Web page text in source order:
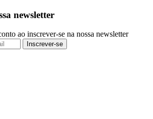
newsletter
ao inscrever-se na nossa newsletter
Inscrever-se